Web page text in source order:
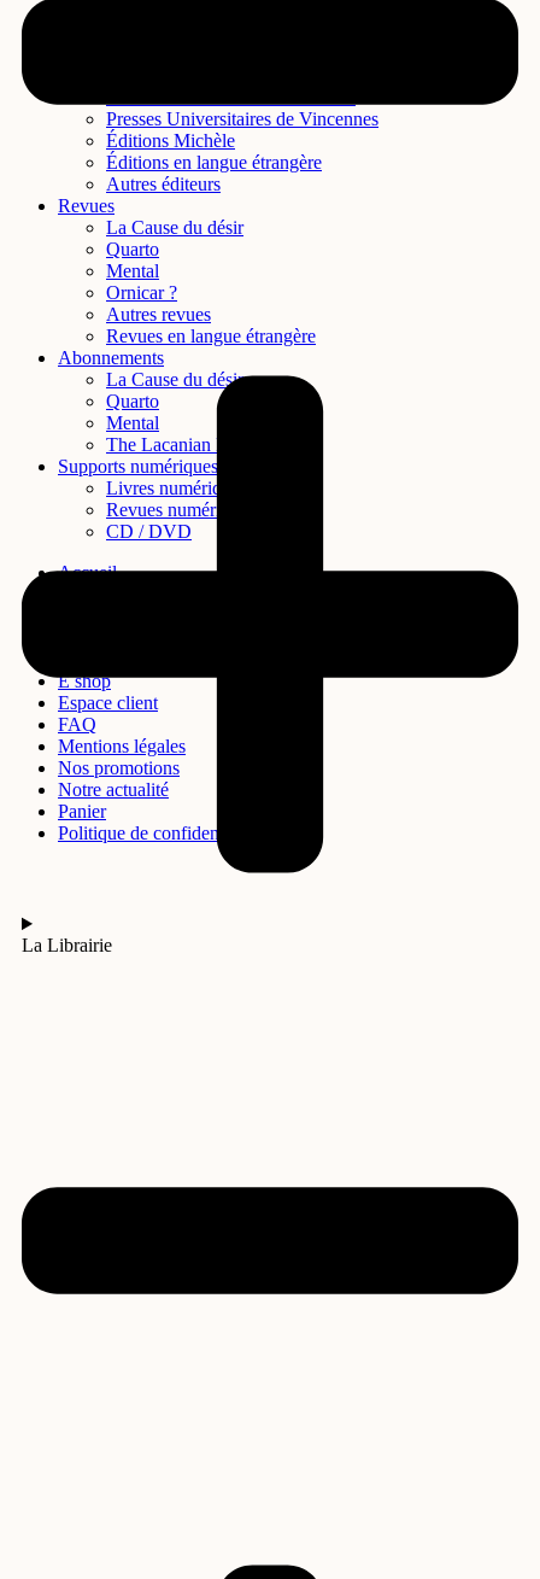
La Librairie
Presses Universitaires de Vincennes
Éditions Michèle
Éditions en langue étrangère
Autres éditeurs
Revues
La Cause du désir
Quarto
Mental
Ornicar ?
Autres revues
Revues en langue étrangère
Abonnements
La Cause du désir
Quarto
Mental
The Lacanian Review
Supports numériques
Livres numériques
Revues numériques
CD / DVD
Accueil
E shop
Espace client
FAQ
Mentions légales
Nos promotions
Notre actualité
Panier
Politique de confidentialité